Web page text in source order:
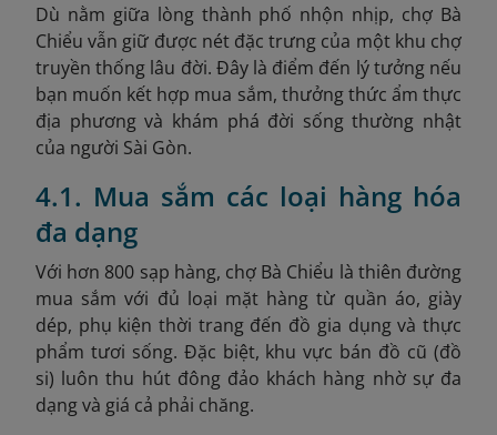
Dù nằm giữa lòng thành phố nhộn nhịp, chợ Bà
Chiểu vẫn giữ được nét đặc trưng của một khu chợ
truyền thống lâu đời. Đây là điểm đến lý tưởng nếu
bạn muốn kết hợp mua sắm, thưởng thức ẩm thực
địa phương và khám phá đời sống thường nhật
của người Sài Gòn.
4.1. Mua sắm các loại hàng hóa
đa dạng
Với hơn 800 sạp hàng, chợ Bà Chiểu là thiên đường
mua sắm với đủ loại mặt hàng từ quần áo, giày
dép, phụ kiện thời trang đến đồ gia dụng và thực
phẩm tươi sống. Đặc biệt, khu vực bán đồ cũ (đồ
si) luôn thu hút đông đảo khách hàng nhờ sự đa
dạng và giá cả phải chăng.